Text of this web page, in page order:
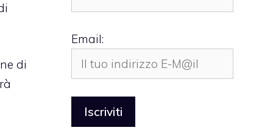
di
Email: